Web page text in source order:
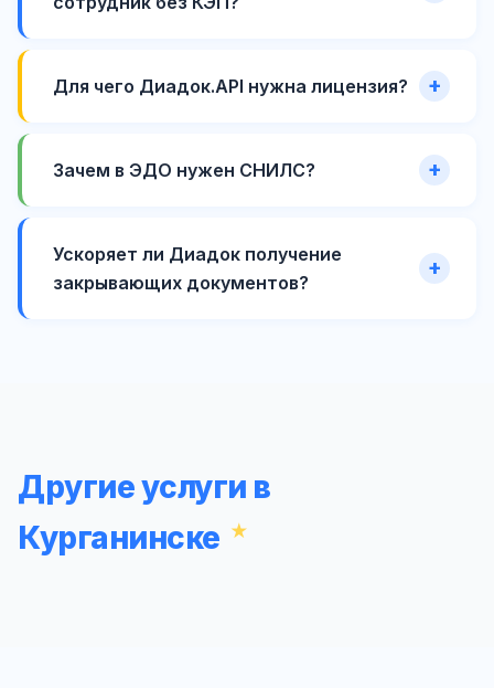
Для чего Диадок.API нужна лицензия?
Зачем в ЭДО нужен СНИЛС?
Ускоряет ли Диадок получение
закрывающих документов?
Другие услуги в
Курганинске